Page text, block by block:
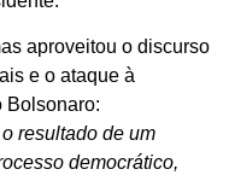
aproveitou o discurso
e o ataque à
Bolsonaro:
resultado de um
democrático,